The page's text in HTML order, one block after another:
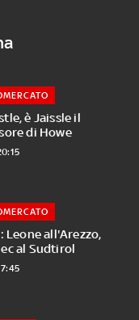
è Jaissle il
di Howe
Leone all'Arezzo,
al Sudtirol